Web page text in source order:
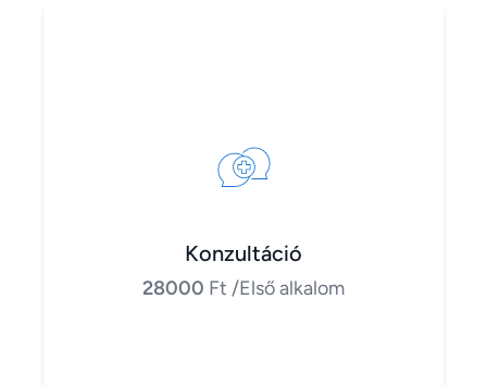
Konzultáció
28000 Ft /Első alkalom